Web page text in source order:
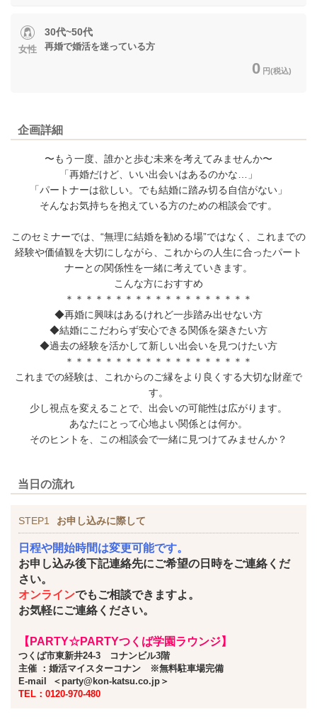
女性
30代~50代
再婚で婚活を迷っている方
0 円(税込)
企画詳細
〜もう一度、誰かと歩む未来を考えてみませんか〜
「再婚だけど、いい出会いはあるのかな…」
「パートナーは欲しい。でも結婚に踏み切る自信がない」
そんなお気持ちを抱えている方のための相談会です。
このセミナーでは、“無理に結婚を勧める場”ではなく、これまでの
経験や価値観を大切にしながら、これからの人生に合ったパート
ナーとの関係性を一緒に考えていきます。
こんな方におすすめ
＊＊＊＊＊＊＊＊＊＊＊＊＊＊＊＊＊＊＊
◆再婚に興味はあるけれど一歩踏み出せない方
◆結婚にこだわらず安心できる関係を築きたい方
◆過去の経験を活かして新しい出会いを見つけたい方
＊＊＊＊＊＊＊＊＊＊＊＊＊＊＊＊＊＊＊
これまでの経験は、これからのご縁をより良くする大切な財産で
す。
少し視点を変えることで、出会いの可能性は広がります。
あなたにとって心地よい関係とは何か。
そのヒントを、この相談会で一緒に見つけてみませんか？
当日の流れ
STEP1 お申し込みに際して
日程や開始時間は変更可能です。
お申し込み後下記連絡先にご希望の日時をご連絡くだ
さい。
オンラインでもご相談できますよ。
お気軽にご連絡ください。
【PARTY☆PARTYつくば学園ラウンジ】
つくば市東新井24-3 コナンビル3階
主催 ：婚活マイスターコナン
※無料駐車場完備
E-mail ＜party@kon-katsu.co.jp＞
TEL：0120-970-480